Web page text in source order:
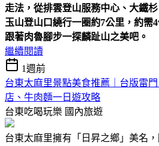
走法，從排雲登山服務中心、大鐵
玉山登山口繞行一圈約7公里，約需
跟著肉魯腳步一探麟趾山之美吧。
繼續閱讀
1週前
台東太麻里景點美食推薦｜台版雷
店、牛肉麵一日遊攻略
台東吃喝玩樂 國內旅遊
台東太麻里擁有「日昇之鄉」美名